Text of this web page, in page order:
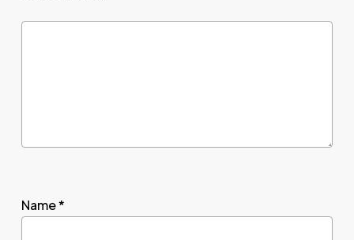
Name*